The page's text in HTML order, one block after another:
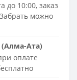
до 10:00, заказ
Забрать можно
Ата)
оплате